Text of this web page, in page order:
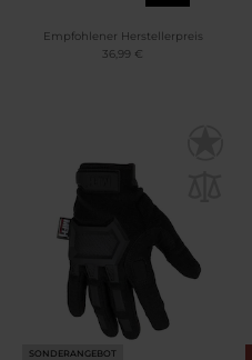
Empfohlener Herstellerpreis
36,99 €
SONDERANGEBOT